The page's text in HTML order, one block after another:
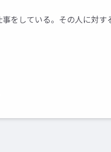
をしている。その人に対